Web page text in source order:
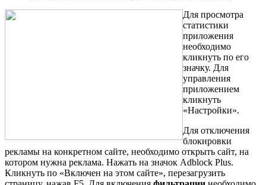
Для просмотра
статистики
приложения
необходимо
кликнуть по его
значку. Для
управления
приложением
кликнуть
«Настройки».
Для отключения
блокировки
рекламы на конкретном сайте, необходимо открыть сайт, на
котором нужна реклама. Нажать на значок Adblock Plus.
Кликнуть по «Включен на этом сайте», перезагрузить